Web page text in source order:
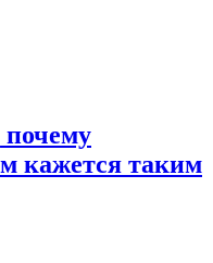
кажется таким